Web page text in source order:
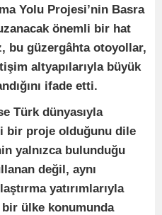
Yolu Projesi’nin Basra
önemli bir hat
bu güzergâhta otoyollar,
altyapılarıyla büyük
ifade etti.
Türk dünyasıyla
bir proje olduğunu dile
yalnızca bulunduğu
değil, aynı
yatırımlarıyla
ülke konumunda